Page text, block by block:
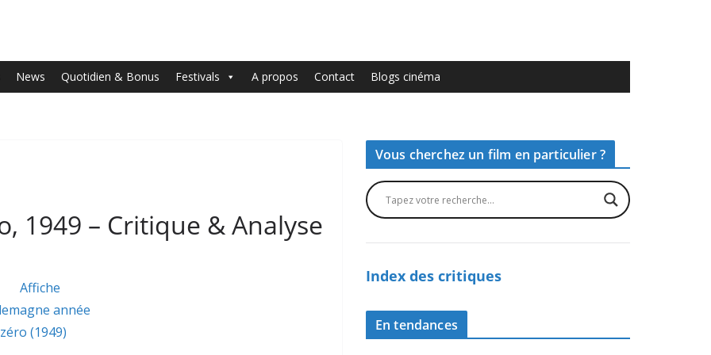
News Quotidien & Bonus Festivals A propos Contact Blogs cinéma
1949 – Critique & Analyse
Vous cherchez un film en particulier ?
Index des critiques
En tendances